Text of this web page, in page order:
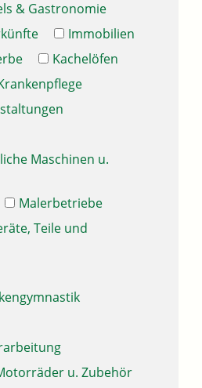
& Gastronomie
Immobilien
Kachelöfen
Maschinen u.
Malerbetriebe
Teile und
u. Zubehör